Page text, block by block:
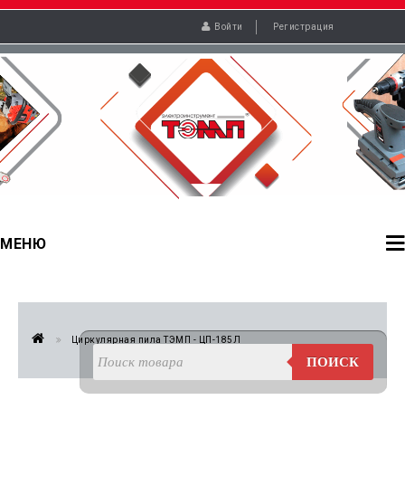
Войти Регистрация
МЕНЮ
Циркулярная пила ТЭМП - ЦП-185Л
ПОИСК